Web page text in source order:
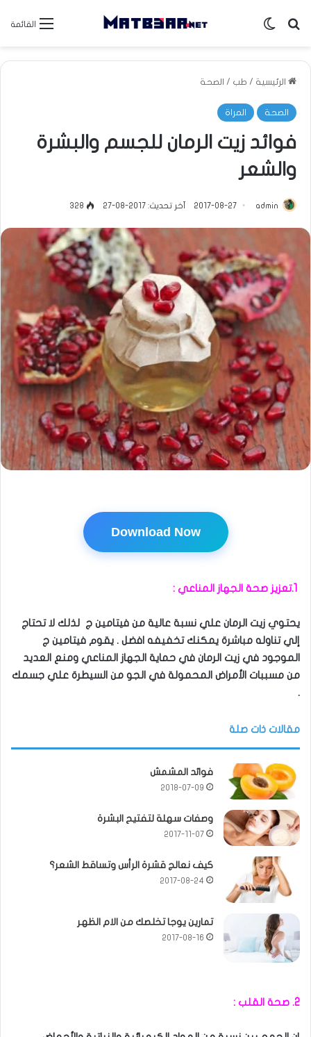
القائمة بحث عنالوضع المظلم
الرئيسية / طب / الصحة
الصحة المراة
فوائد زيت الرمان للجسم والبشرة
والشعر
admin
2017-08-27 آخر تحديث: 2017-08-27 328
Download Now
1.تعزيز صحة الجهاز المناعي :
يحتوي زيت الرمان علي نسبة عالية من فيتامين ج لذلك لا تحتاج
إلي تناوله مباشرة يمكنك تخفيفه افضل . يقوم فيتامين ج
الموجود في زيت الرمان في حماية الجهاز المناعي ومنع العديد
من مسببات الأمراض المحمولة في الجو من السيطرة علي جسمك
.
مقالات ذات صلة
فوائد المشمش
2018-07-09
وصفات سهلة لتفتيح البشرة
2017-11-07
كيف نعالج قشرة الرأس وتساقط الشعر؟
2017-08-24
تمارين يوجا تخلصك من الام الظهر
2017-08-16
2. صحة القلب :